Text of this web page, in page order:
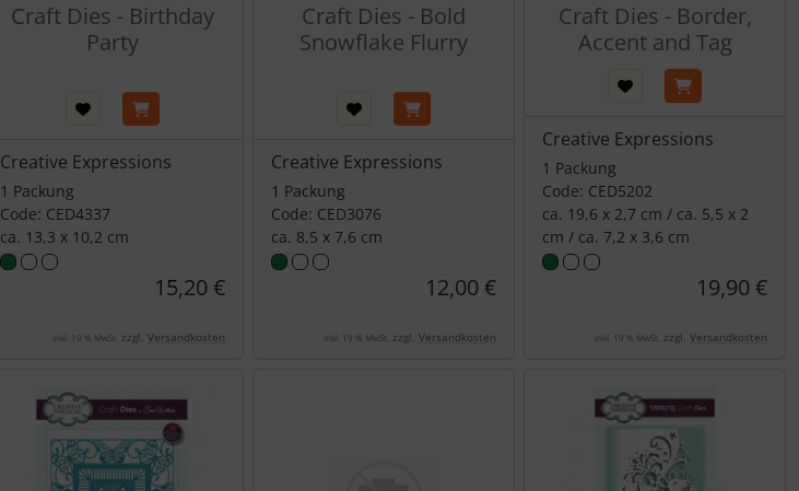
Craft Dies - Birthday
Party
Creative Expressions
1 Packung
Code: CED4337
ca. 13,3 x 10,2 cm
15,20 €
inkl. 19 % MwSt. zzgl. Versandkosten
Craft Dies - Bold
Snowflake Flurry
Creative Expressions
1 Packung
Code: CED3076
ca. 8,5 x 7,6 cm
12,00 €
inkl. 19 % MwSt. zzgl. Versandkosten
Craft Dies - Border,
Accent and Tag
Creative Expressions
1 Packung
Code: CED5202
ca. 19,6 x 2,7 cm / ca. 5,5 x 2
cm / ca. 7,2 x 3,6 cm
19,90 €
inkl. 19 % MwSt. zzgl. Versandkosten